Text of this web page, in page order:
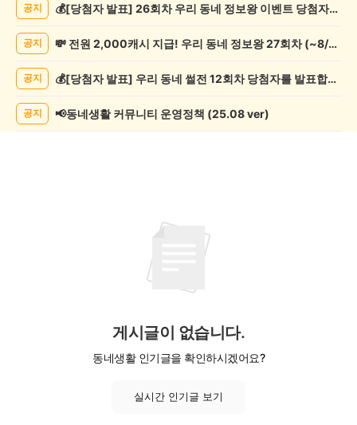
행/
글
공지 💰[당첨자 발표] 26회차 우리 동네 정보왕 이벤트 당첨자를 발표합니다!
공지 💸 전원 2,000캐시 지급! 우리 동네 정보왕 27회차 (~8/10)
공지 💰[당첨자 발표] 우리 동네 썰전 12회차 당첨자를 발표합니다!
공지 📢동네생활 커뮤니티 운영정책 (25.08 ver)
게시글이 없습니다.
동네생활 인기글을 확인하시겠어요?
실시간 인기글 보기